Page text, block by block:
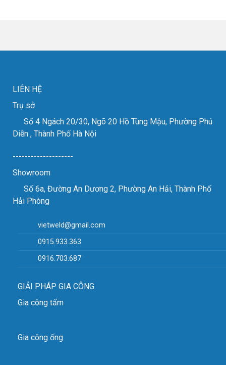
công
LIÊN HỆ
Trụ sở
Số 4 Ngách 20/30, Ngõ 20 Hồ Tùng Mậu, Phường Phú
Diễn , Thành Phố Hà Nội
--------------------
Showroom
Số 6a, Đường An Dương 2, Phường An Hải, Thành Phố
Hải Phòng
vietweld@gmail.com
0915.933.363
0916.703.687
GIẢI PHÁP GIA CÔNG
Gia công tấm
Gia công ống